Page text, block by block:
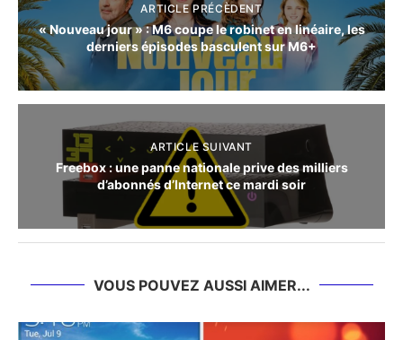
ARTICLE PRÉCÈDENT
« Nouveau jour » : M6 coupe le robinet en linéaire, les
derniers épisodes basculent sur M6+
ARTICLE SUIVANT
Freebox : une panne nationale prive des milliers
d’abonnés d’Internet ce mardi soir
VOUS POUVEZ AUSSI AIMER...